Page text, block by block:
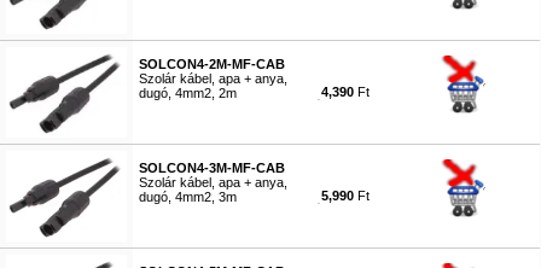
SOLCON4-2M-MF-CAB
Szolár kábel, apa + anya,
dugó, 4mm2, 2m
4,390 Ft
SOLCON4-3M-MF-CAB
Szolár kábel, apa + anya,
dugó, 4mm2, 3m
5,990 Ft